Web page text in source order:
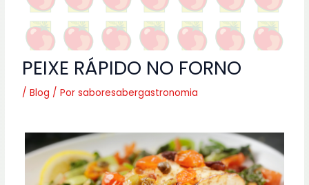
PEIXE RÁPIDO NO FORNO
/Blog / Porsaboresabergastronomia